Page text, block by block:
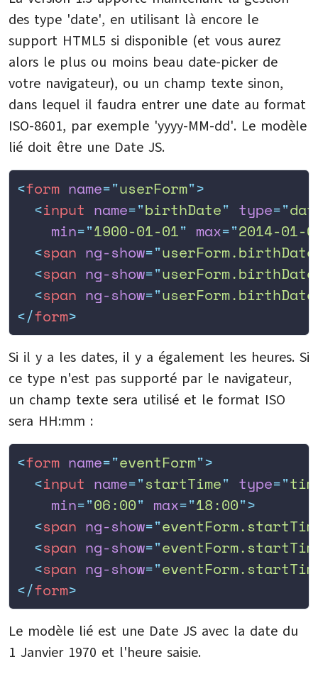
des type 'date', en utilisant là encore le
support HTML5 si disponible (et vous aurez
alors le plus ou moins beau date-picker de
votre navigateur), ou un champ texte sinon,
dans lequel il faudra entrer une date au format
ISO-8601, par exemple 'yyyy-MM-dd'. Le modèle
lié doit être une Date JS.
<form name="userForm">
  <
input name="birthDate" type="
    min
="1900-01-01" max="2014-01-
  <
span ng-show="
  <
span ng-show="
  <
span ng-show="
</form>
Si il y a les dates, il y a également les heures. Si
ce type n'est pas supporté par le navigateur,
un champ texte sera utilisé et le format ISO
sera HH:mm :
<form name="eventForm">
  <
input name="startTime" type="
    min
="06:00" max="18:00">
  <
span ng-show="
  <
span ng-show="
  <
span ng-show="
</form>
Le modèle lié est une Date JS avec la date du
1 Janvier 1970 et l'heure saisie.